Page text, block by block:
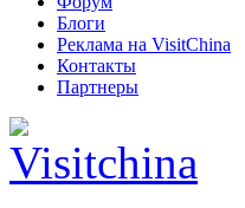
Блоги
Реклама на VisitChina
Контакты
Партнеры